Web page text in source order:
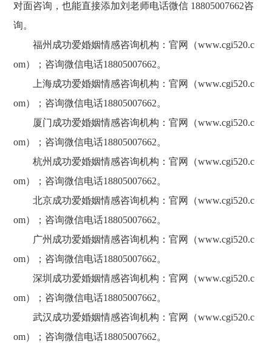
对面咨询，也能直接添加刘老师电话微信 18805007662咨
询。
福州成功爱婚姻情感咨询机构：官网（www.cgi520.c
om）；咨询微信电话18805007662。
上海成功爱婚姻情感咨询机构：官网（www.cgi520.c
om）；咨询微信电话18805007662。
厦门成功爱婚姻情感咨询机构：官网（www.cgi520.c
om）；咨询微信电话18805007662。
杭州成功爱婚姻情感咨询机构：官网（www.cgi520.c
om）；咨询微信电话18805007662。
北京成功爱婚姻情感咨询机构：官网（www.cgi520.c
om）；咨询微信电话18805007662。
广州成功爱婚姻情感咨询机构：官网（www.cgi520.c
om）；咨询微信电话18805007662。
深圳成功爱婚姻情感咨询机构：官网（www.cgi520.c
om）；咨询微信电话18805007662。
武汉成功爱婚姻情感咨询机构：官网（www.cgi520.c
om）；咨询微信电话18805007662。